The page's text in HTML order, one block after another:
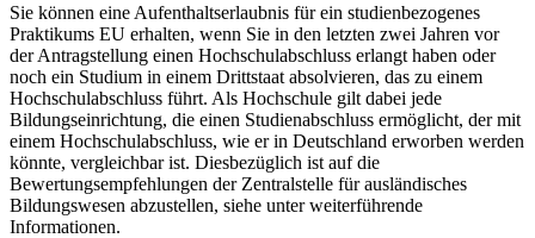
Sie können eine Aufenthaltserlaubnis für ein studienbezogenes
Praktikums EU erhalten, wenn Sie in den letzten zwei Jahren vor
der Antragstellung einen Hochschulabschluss erlangt haben oder
noch ein Studium in einem Drittstaat absolvieren, das zu einem
Hochschulabschluss führt. Als Hochschule gilt dabei jede
Bildungseinrichtung, die einen Studienabschluss ermöglicht, der mit
einem Hochschulabschluss, wie er in Deutschland erworben werden
könnte, vergleichbar ist. Diesbezüglich ist auf die
Bewertungsempfehlungen der Zentralstelle für ausländisches
Bildungswesen abzustellen, siehe unter weiterführende
Informationen.